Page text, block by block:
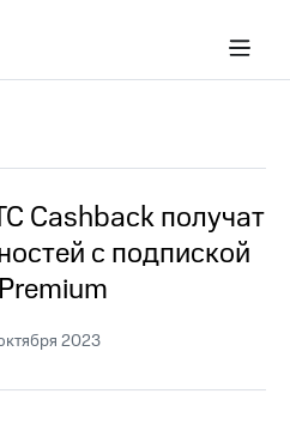
Cashback получат
с подпиской
2023